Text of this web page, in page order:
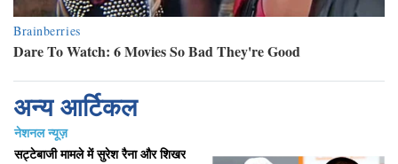
अन्य आर्टिकल
नेशनल न्यूज़
सट्टेबाजी मामले में सुरेश रैना और शिखर